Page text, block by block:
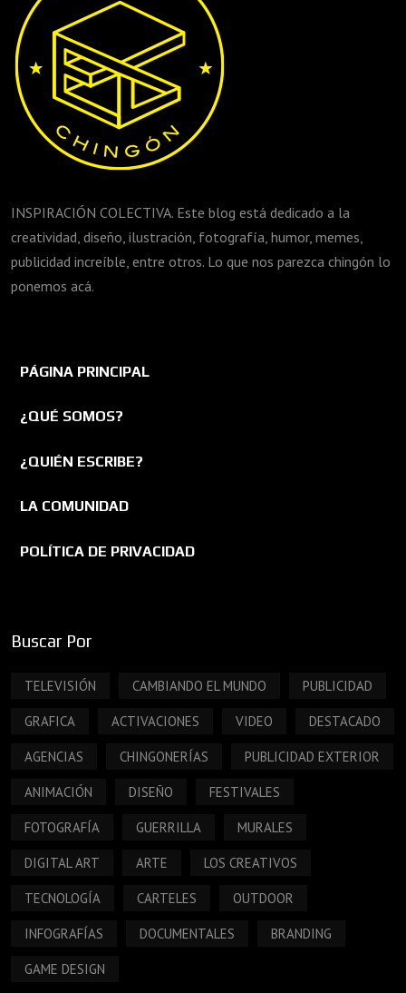
INSPIRACIÓN COLECTIVA. Este blog está dedicado a la
creatividad, diseño, ilustración, fotografía, humor, memes,
publicidad increíble, entre otros. Lo que nos parezca chingón lo
ponemos acá.
PÁGINA PRINCIPAL
¿QUÉ SOMOS?
¿QUIÉN ESCRIBE?
LA COMUNIDAD
POLÍTICA DE PRIVACIDAD
Buscar Por
TELEVISIÓN CAMBIANDO EL MUNDO PUBLICIDAD
GRAFICA ACTIVACIONES VIDEO DESTACADO
AGENCIAS CHINGONERÍAS PUBLICIDAD EXTERIOR
ANIMACIÓN DISEÑO FESTIVALES
FOTOGRAFÍA GUERRILLA MURALES
DIGITAL ART ARTE LOS CREATIVOS
TECNOLOGÍA CARTELES OUTDOOR
INFOGRAFÍAS DOCUMENTALES BRANDING
GAME DESIGN